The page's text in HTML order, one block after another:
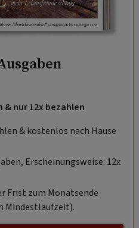
& nur 12x bezahlen
& kostenlos nach Hause
Erscheinungsweise: 12x
Frist zum Monatsende
Mindestlaufzeit).